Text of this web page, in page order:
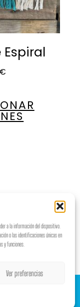
a la información del dispositivo.
o las identificaciones únicas en
y funciones.
Ver preferencias
€